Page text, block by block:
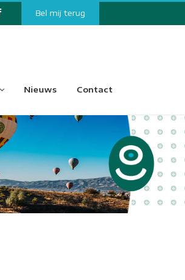
Bel mij terug
Nieuws Contact